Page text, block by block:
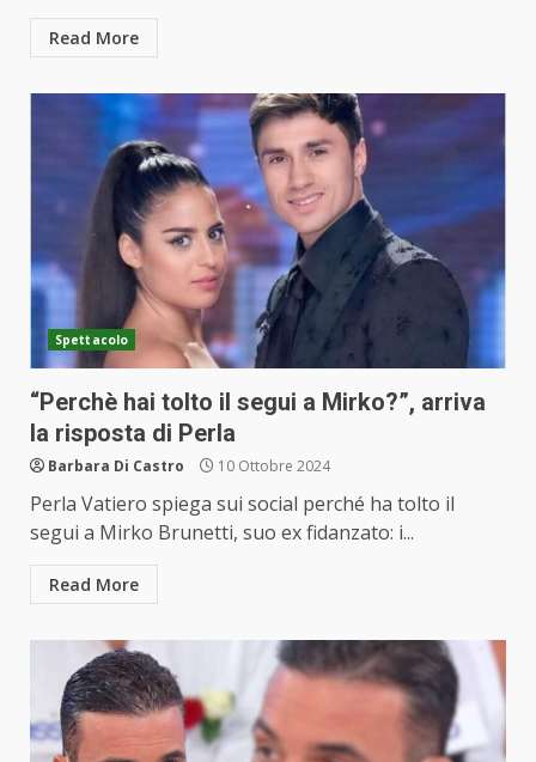
Read More
Spettacolo
“Perchè hai tolto il segui a Mirko?”, arriva
la risposta di Perla
Barbara Di Castro 10 Ottobre 2024
Perla Vatiero spiega sui social perché ha tolto il
segui a Mirko Brunetti, suo ex fidanzato: i...
Read More